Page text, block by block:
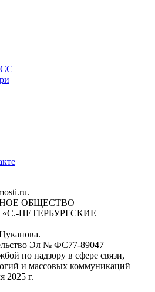
ОБЩЕСТВО
ПЕТЕРБУРГСКИЕ
Эл № ФС77-89047
по надзору в сфере связи,
и массовых коммуникаций
2025 г.